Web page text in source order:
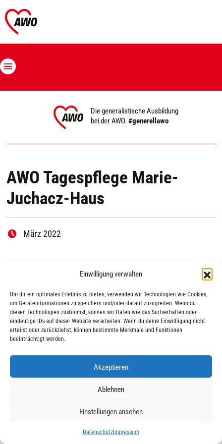
Einwilligung verwalten
Um dir ein optimales Erlebnis zu bieten, verwenden wir Technologien wie Cookies,
um Geräteinformationen zu speichern und/oder darauf zuzugreifen. Wenn du
diesen Technologien zustimmst, können wir Daten wie das Surfverhalten oder
eindeutige IDs auf dieser Website verarbeiten. Wenn du deine Einwillligung nicht
erteilst oder zurückziehst, können bestimmte Merkmale und Funktionen
beeinträchtigt werden.
Akzeptieren
Ablehnen
Einstellungen ansehen
DatenschutzImpressum
Die generalistische Ausbildung
bei der AWO.#generellawo
AWO Tagespflege Marie-
Juchacz-Haus
März 2022
Impressum | Datenschutz | © 2025 AWO Ausbildung